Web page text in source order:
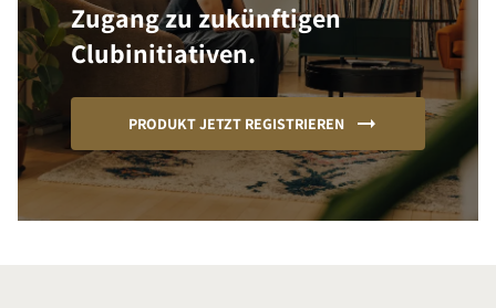
Zugang zu zukünftigen
Clubinitiativen.
PRODUKT JETZT REGISTRIEREN